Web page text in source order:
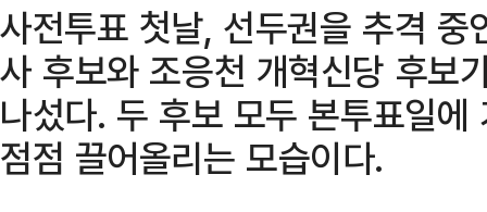
사전투표 첫날, 선두권을 추격
사 후보와 조응천 개혁신당 후보
나섰다. 두 후보 모두 본투표일
점점 끌어올리는 모습이다.